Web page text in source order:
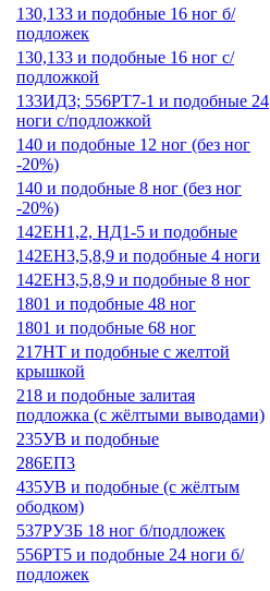
130,133 и подобные 16 ног б/
подложек
130,133 и подобные 16 ног с/
подложкой
133ИД3; 556РТ7-1 и подобные 24
ноги с/подложкой
140 и подобные 12 ног (без ног
-20%)
140 и подобные 8 ног (без ног
-20%)
142ЕН1,2, НД1-5 и подобные
142ЕН3,5,8,9 и подобные 4 ноги
142ЕН3,5,8,9 и подобные 8 ног
1801 и подобные 48 ног
1801 и подобные 68 ног
217НТ и подобные с желтой
крышкой
218 и подобные залитая
подложка (с жёлтыми выводами)
235УВ и подобные
286ЕП3
435УВ и подобные (с жёлтым
ободком)
537РУ3Б 18 ног б/подложек
556РТ5 и подобные 24 ноги б/
подложек